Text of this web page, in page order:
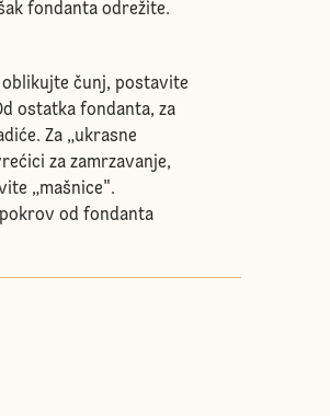
fondanta odrežite.
čunj, postavite
ostatka fondanta, za
Za „ukrasne
za zamrzavanje,
„mašnice".
od fondanta